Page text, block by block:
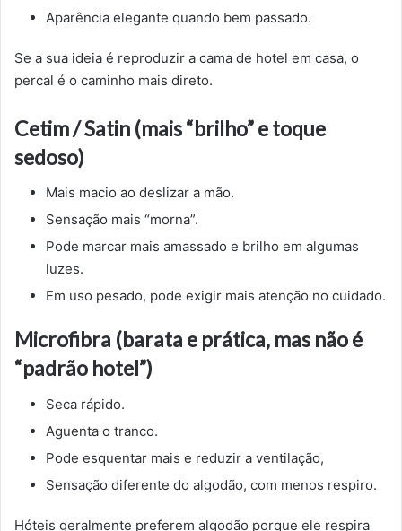
Aparência elegante quando bem passado.
Se a sua ideia é reproduzir a cama de hotel em casa, o
percal é o caminho mais direto.
Cetim / Satin (mais “brilho” e toque
sedoso)
Mais macio ao deslizar a mão.
Sensação mais “morna”.
Pode marcar mais amassado e brilho em algumas
luzes.
Em uso pesado, pode exigir mais atenção no cuidado.
Microfibra (barata e prática, mas não é
“padrão hotel”)
Seca rápido.
Aguenta o tranco.
Pode esquentar mais e reduzir a ventilação,
Sensação diferente do algodão, com menos respiro.
Hóteis geralmente preferem algodão porque ele respira